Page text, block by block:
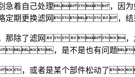
自己处理，因
期更换滤网，
那除了滤网，
，是不是也有问题
，或者是某个部件松动了